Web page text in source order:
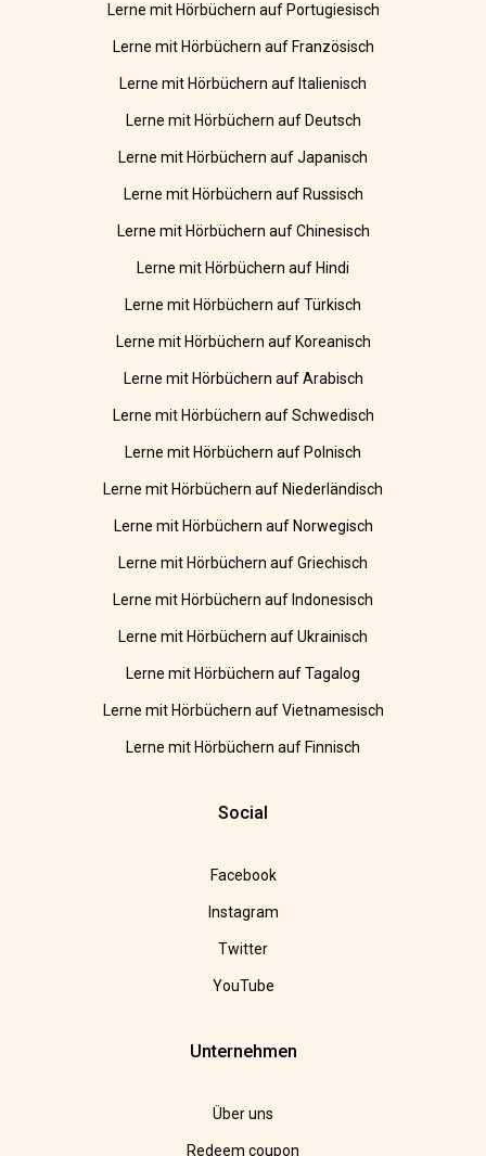
Lerne mit Hörbüchern auf Portugiesisch
Lerne mit Hörbüchern auf Französisch
Lerne mit Hörbüchern auf Italienisch
Lerne mit Hörbüchern auf Deutsch
Lerne mit Hörbüchern auf Japanisch
Lerne mit Hörbüchern auf Russisch
Lerne mit Hörbüchern auf Chinesisch
Lerne mit Hörbüchern auf Hindi
Lerne mit Hörbüchern auf Türkisch
Lerne mit Hörbüchern auf Koreanisch
Lerne mit Hörbüchern auf Arabisch
Lerne mit Hörbüchern auf Schwedisch
Lerne mit Hörbüchern auf Polnisch
Lerne mit Hörbüchern auf Niederländisch
Lerne mit Hörbüchern auf Norwegisch
Lerne mit Hörbüchern auf Griechisch
Lerne mit Hörbüchern auf Indonesisch
Lerne mit Hörbüchern auf Ukrainisch
Lerne mit Hörbüchern auf Tagalog
Lerne mit Hörbüchern auf Vietnamesisch
Lerne mit Hörbüchern auf Finnisch
Social
Facebook
Instagram
Twitter
YouTube
Unternehmen
Über uns
Redeem coupon